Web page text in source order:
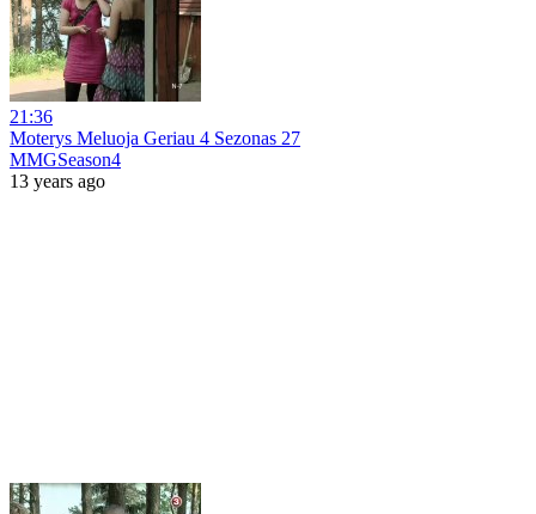
21:36
Moterys Meluoja Geriau 4 Sezonas 27
MMGSeason4
13 years ago